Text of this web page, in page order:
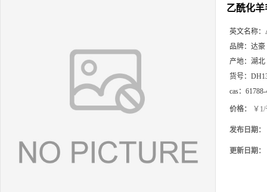
乙酰化
英文名称：
品牌： 达豪
产地： 湖北
货号：
cas：
价格： ￥
发布日期：
更新日期：